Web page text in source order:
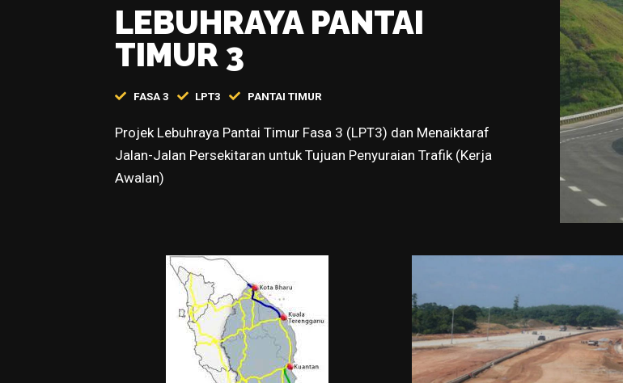
LEBUHRAYA PANTAI
TIMUR 3
FASA 3 LPT3 PANTAI TIMUR
Projek Lebuhraya Pantai Timur Fasa 3 (LPT3) dan Menaiktaraf
Jalan-Jalan Persekitaran untuk Tujuan Penyuraian Trafik (Kerja
Awalan)